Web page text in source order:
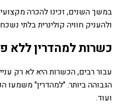
במשך השנים, זכינו להכרה
ולהעניק חוויה קולינרית בלתי
כשרות למהדרין ללא
עבור רבים, הכשרות היא לא רק
הגבוהה ביותר. "למהדרין" משמעו
ועוד.